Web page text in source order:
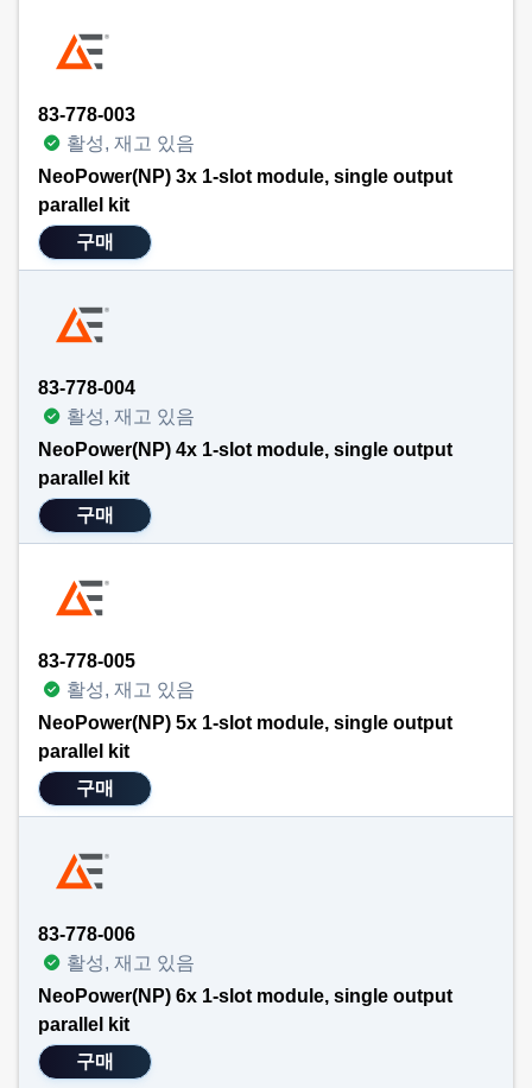
83-778-003
활성, 재고 있음
NeoPower(NP) 3x 1-slot module, single output
parallel kit
구매
83-778-004
활성, 재고 있음
NeoPower(NP) 4x 1-slot module, single output
parallel kit
구매
83-778-005
활성, 재고 있음
NeoPower(NP) 5x 1-slot module, single output
parallel kit
구매
83-778-006
활성, 재고 있음
NeoPower(NP) 6x 1-slot module, single output
parallel kit
구매